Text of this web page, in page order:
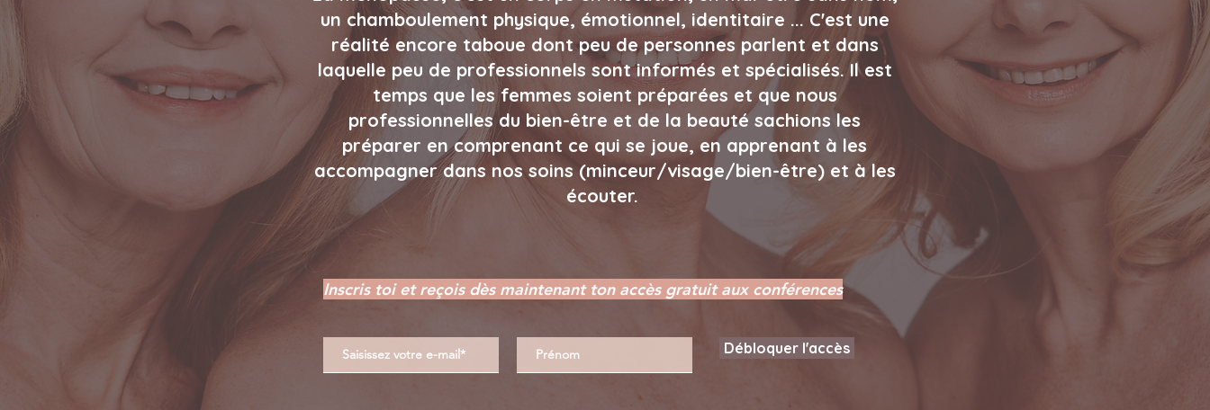
un chamboulement physique, émotionnel, identitaire ... C'est une
réalité encore taboue dont peu de personnes parlent et dans
laquelle peu de professionnels sont informés et spécialisés. Il est
temps que les femmes soient préparées et que nous
professionnelles du bien-être et de la beauté sachions les
préparer en comprenant ce qui se joue, en apprenant à les
accompagner dans nos soins (minceur/visage/bien-être) et à les
écouter. ​
Inscris toi et reçois dès maintenant ton accès gratuitaux conférences
Débloquer l'accès